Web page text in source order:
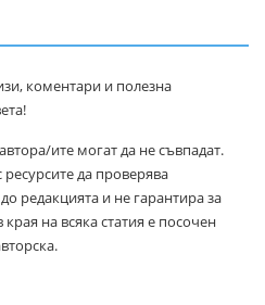
коментари и полезна
ите могат да не съвпадат.
да проверява
редакцията и не гарантира за
на всяка статия е посочен